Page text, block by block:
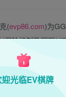
(evp86.com)为
保险机制及国际
力提供国内最公
扑克下载|EV扑克
光临EV棋牌